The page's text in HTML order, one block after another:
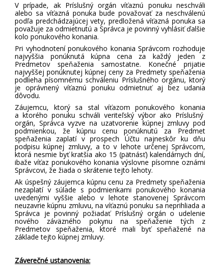
V prípade, ak Príslušný orgán víťaznú ponuku neschváli
alebo sa víťazná ponuka bude považovať za neschválenú
podľa predchádzajúcej vety, predložená víťazná ponuka sa
považuje za odmietnutú a Správca je povinný vyhlásiť ďalšie
kolo ponukového konania.
Pri vyhodnotení ponukového konania Správcom rozhoduje
najvyššia ponúknutá kúpna cena za každý jeden z
Predmetov speňaženia samostatne. Konečné prijatie
najvyššej ponúknutej kúpnej ceny za Predmety speňaženia
podlieha písomnému schváleniu Príslušného orgánu, ktorý
je oprávnený víťaznú ponuku odmietnuť aj bez udania
dôvodu.
Záujemcu, ktorý sa stal víťazom ponukového konania
a ktorého ponuku schváli veriteľský výbor ako Príslušný
orgán, Správca vyzve na uzatvorenie kúpnej zmluvy pod
podmienkou, že kúpnu cenu ponúknutú za Predmet
speňaženia zaplatí v prospech Účtu najneskôr ku dňu
podpisu kúpnej zmluvy, a to v lehote určenej Správcom,
ktorá nesmie byť kratšia ako 15 (pätnásť) kalendárnych dní,
ibaže víťaz ponukového konania výslovne písomne oznámi
Správcovi, že žiada o skrátenie tejto lehoty.
Ak úspešný záujemca kúpnu cenu za Predmety speňaženia
nezaplatí v súlade s podmienkami ponukového konania
uvedenými vyššie alebo v lehote stanovenej Správcom
neuzavrie kúpnu zmluvu, na víťaznú ponuku sa neprihliada a
Správca je povinný požiadať Príslušný orgán o udelenie
nového záväzného pokynu na speňaženie tých z
Predmetov speňaženia, ktoré mali byť speňažené na
základe tejto kúpnej zmluvy.
Záverečné ustanovenia: